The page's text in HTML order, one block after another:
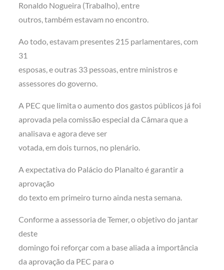
Ronaldo Nogueira (Trabalho), entre
outros, também estavam no encontro.
Ao todo, estavam presentes 215 parlamentares, com
31
esposas, e outras 33 pessoas, entre ministros e
assessores do governo.
A PEC que limita o aumento dos gastos públicos já foi
aprovada pela comissão especial da Câmara que a
analisava e agora deve ser
votada, em dois turnos, no plenário.
A expectativa do Palácio do Planalto é garantir a
aprovação
do texto em primeiro turno ainda nesta semana.
Conforme a assessoria de Temer, o objetivo do jantar
deste
domingo foi reforçar com a base aliada a importância
da aprovação da PEC para o